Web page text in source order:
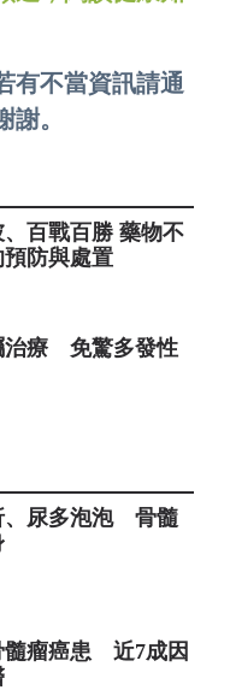
有不當資訊請通
。
百戰百勝 藥物不
預防與處置
治療 免驚多發性
、尿多泡泡 骨髓
髓瘤癌患 近7成因